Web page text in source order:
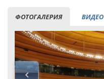
ФОТОГАЛЕРИЯ ВИДЕО